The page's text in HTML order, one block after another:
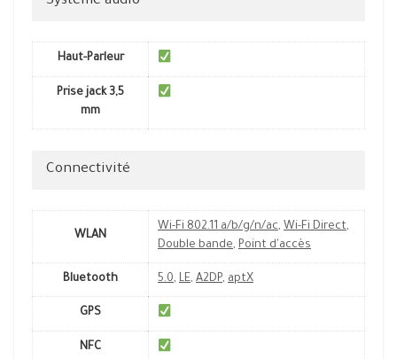
Haut-Parleur
Prise jack 3,5
mm
Connectivité
WLAN
Wi-Fi 802.11 a/b/g/n/ac, Wi-Fi Direct,
Double bande, Point d'accès
Bluetooth 5.0, LE, A2DP, aptX
GPS
NFC